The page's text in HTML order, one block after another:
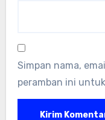
Simpan nama,
peramban ini